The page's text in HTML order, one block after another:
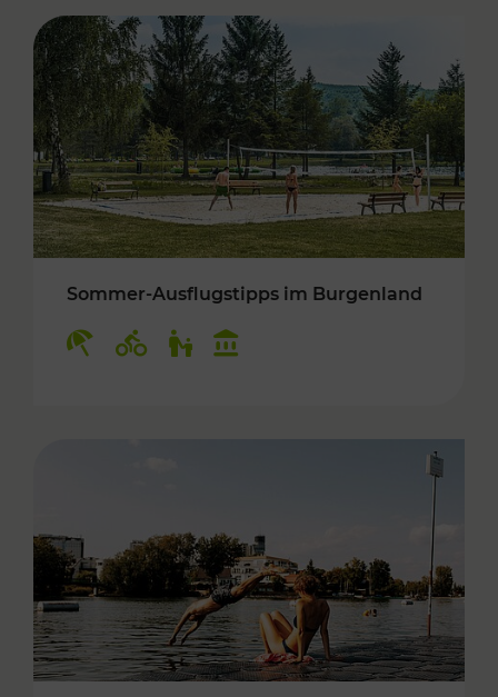
Sommer-Ausflugstipps im Burgenland